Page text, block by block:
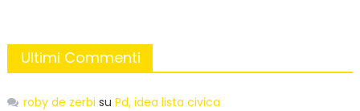
Ultimi Commenti
roby de zerbi su Pd, idea lista civica